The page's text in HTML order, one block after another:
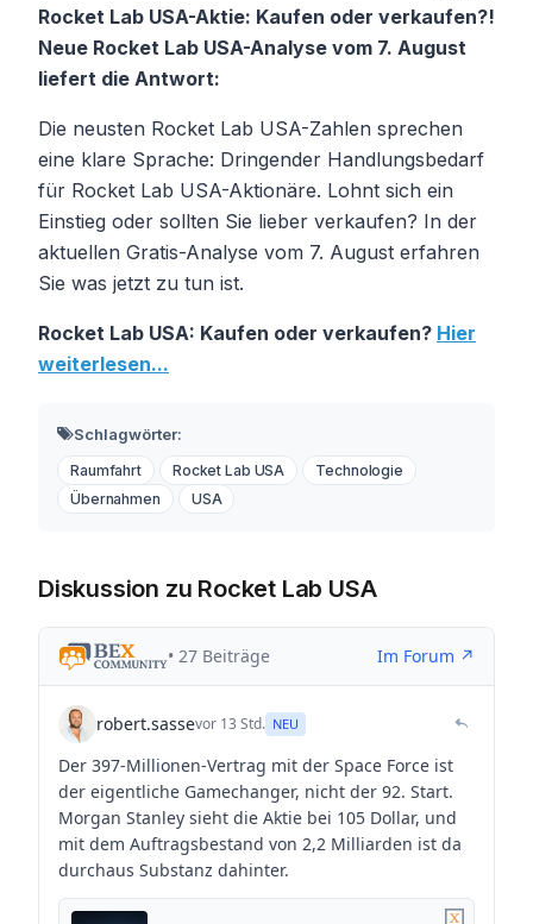
Rocket Lab USA-Aktie: Kaufen oder verkaufen?!
Neue Rocket Lab USA-Analyse vom 7. August
liefert die Antwort:
Die neusten Rocket Lab USA-Zahlen sprechen
eine klare Sprache: Dringender Handlungsbedarf
für Rocket Lab USA-Aktionäre. Lohnt sich ein
Einstieg oder sollten Sie lieber verkaufen? In der
aktuellen Gratis-Analyse vom 7. August erfahren
Sie was jetzt zu tun ist.
Rocket Lab USA: Kaufen oder verkaufen? Hier
weiterlesen...
Schlagwörter:
Raumfahrt Rocket Lab USA
Technologie
Übernahmen
USA
Diskussion zu Rocket Lab USA